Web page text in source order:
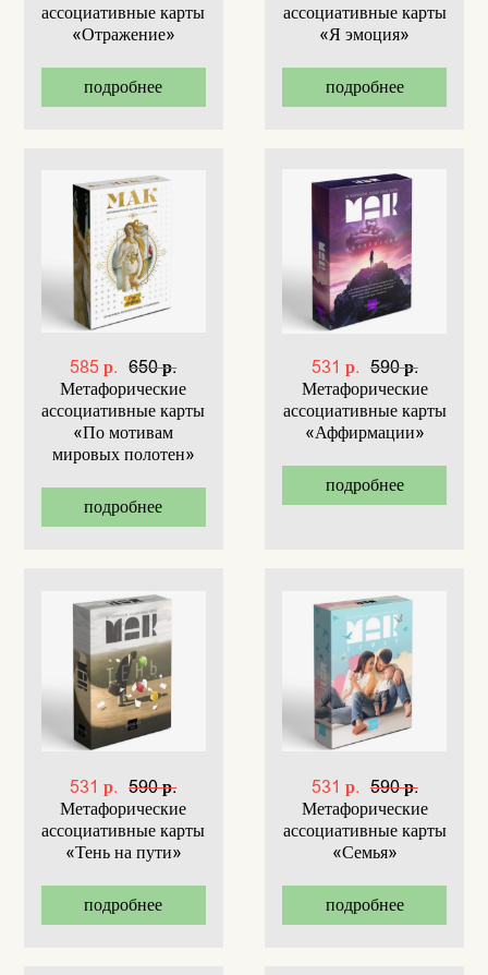
ассоциативные карты
«Отражение»
подробнее
ассоциативные карты
«Я эмоция»
подробнее
585 р. 650 р.
Метафорические
ассоциативные карты
«По мотивам
мировых полотен»
подробнее
531 р. 590 р.
Метафорические
ассоциативные карты
«Аффирмации»
подробнее
531 р. 590 р.
Метафорические
ассоциативные карты
«Тень на пути»
подробнее
531 р. 590 р.
Метафорические
ассоциативные карты
«Семья»
подробнее